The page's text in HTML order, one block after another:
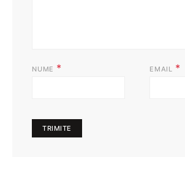
NUME * EMAIL *